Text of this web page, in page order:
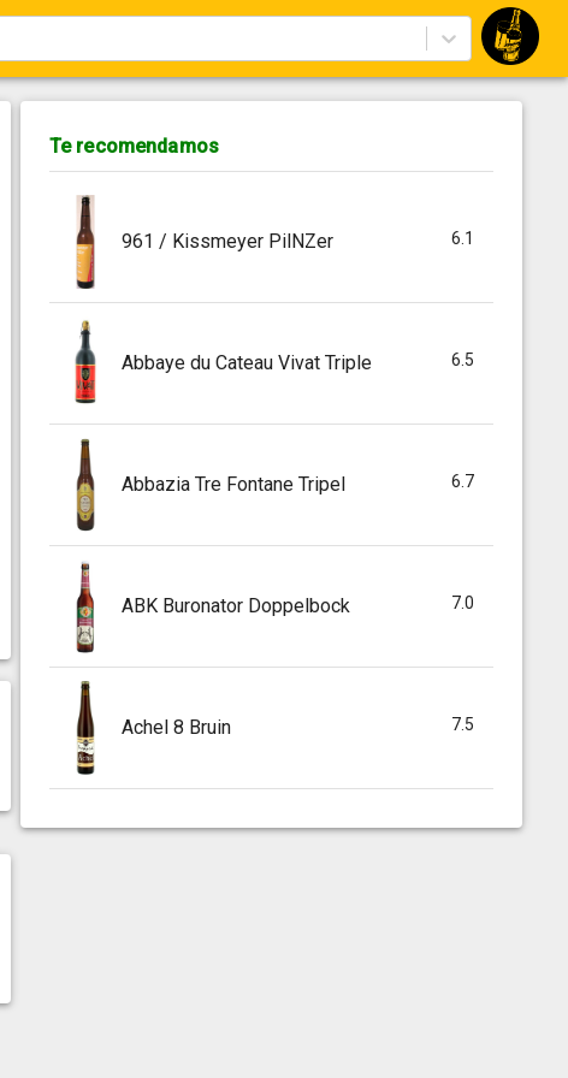
Te recomendamos
961 / Kissmeyer PilNZer 6.1
Abbaye du Cateau Vivat Triple 6.5
Abbazia Tre Fontane Tripel 6.7
ABK Buronator Doppelbock 7.0
Achel 8 Bruin 7.5